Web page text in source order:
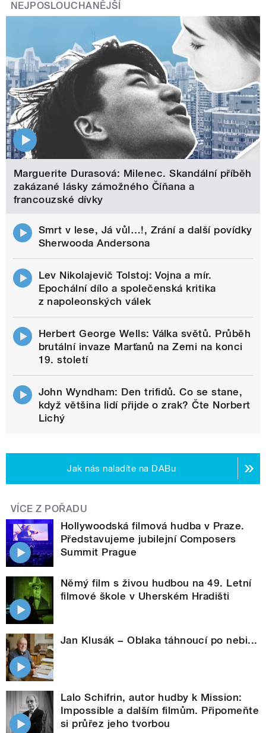
NEJPOSLOUCHANĚJŠÍ
Marguerite Durasová: Milenec. Skandální příběh
zakázané lásky zámožného Číňana a
francouzské dívky
Smrt v lese, Já vůl…!, Zrání a další povídky
Sherwooda Andersona
Lev Nikolajevič Tolstoj: Vojna a mír.
Epochální dílo a společenská kritika
z napoleonských válek
Herbert George Wells: Válka světů. Průběh
brutální invaze Marťanů na Zemi na konci
19. století
John Wyndham: Den trifidů. Co se stane,
když většina lidí přijde o zrak? Čte Norbert
Lichý
Jak nás naladíte na DABu
VÍCE Z POŘADU
Hollywoodská filmová hudba v Praze.
Představujeme jubilejní Composers
Summit Prague
Němý film s živou hudbou na 49. Letní
filmové škole v Uherském Hradišti
Jan Klusák − Oblaka táhnoucí po nebi...
Lalo Schifrin, autor hudby k Mission:
Impossible a dalším filmům. Připomeňte
si průřez jeho tvorbou